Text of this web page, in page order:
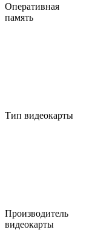
Оперативная
память
Тип видеокарты
Производитель
видеокарты